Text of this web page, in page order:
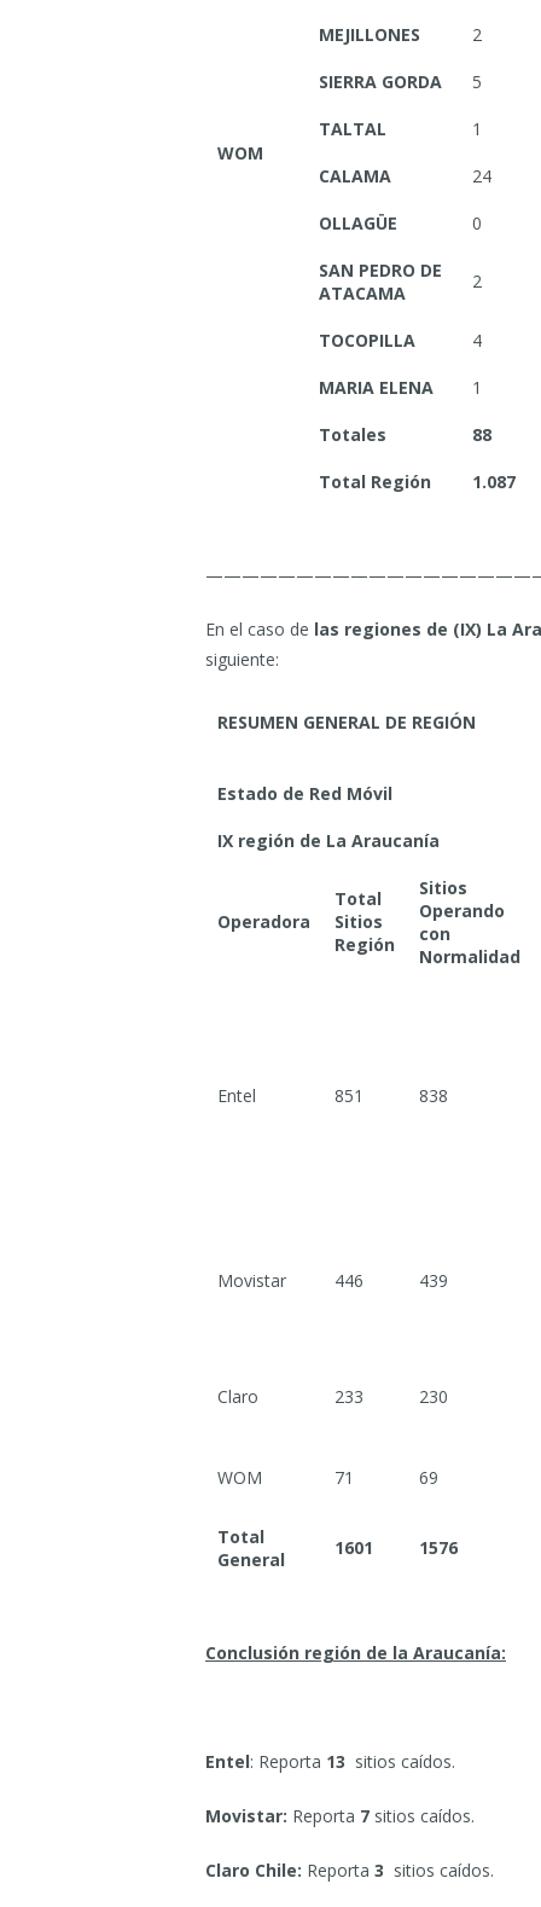
WOM
MEJILLONES 2
SIERRA GORDA 5
TALTAL 1
CALAMA 24
OLLAGÜE 0
SAN PEDRO DE
ATACAMA
2
TOCOPILLA 4
MARIA ELENA 1
Totales 88
Total Región 1.087
En el caso de las regiones de (IX) La
siguiente:
RESUMEN GENERAL DE REGIÓN
Estado de Red Móvil
IX región de La Araucanía
Operadora
Total
Sitios
Región
Sitios
Operando
con
Normalidad
Entel 851 838
Movistar 446 439
Claro 233 230
WOM 71 69
Total
General
1601 1576
Conclusión región de la Araucanía:
Entel: Reporta 13 sitios caídos.
Movistar: Reporta 7 sitios caídos.
Claro Chile: Reporta 3 sitios caídos.